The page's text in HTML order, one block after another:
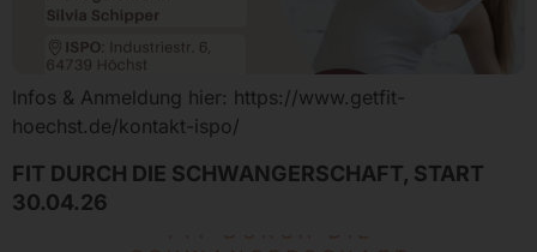
Infos & Anmeldung hier: https://www.getfit-
hoechst.de/kontakt-ispo/
FIT DURCH DIE SCHWANGERSCHAFT, START
30.04.26